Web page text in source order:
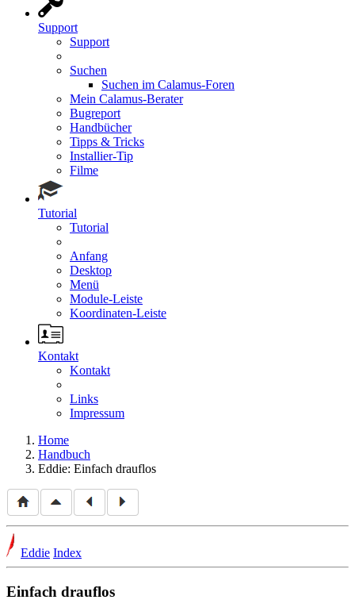
Support
Support
Suchen
Suchen im Calamus-Foren
Mein Calamus-Berater
Bugreport
Handbücher
Tipps & Tricks
Installier-Tip
Filme
Tutorial
Tutorial
Anfang
Desktop
Menü
Module-Leiste
Koordinaten-Leiste
Kontakt
Kontakt
Links
Impressum
Home
Handbuch
Eddie: Einfach drauflos
Eddie Index
Einfach drauflos